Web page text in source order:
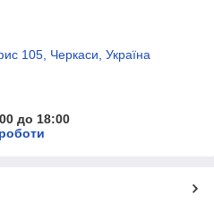
105, Черкаси, Україна
до 18:00